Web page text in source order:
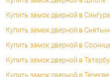
Купить замок дверной в
Купить замок дверной в
Купить замок дверной в
Купить замок дверной в
Купить замок дверной в Тересве